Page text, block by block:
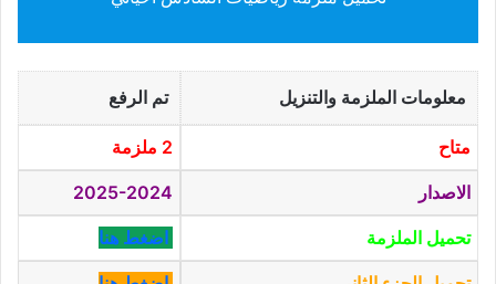
معلومات الملزمة والتنزيل تم الرفع
متاح 2 ملزمة
الاصدار 2025-2024
تحميل الملزمة اضغط هنا